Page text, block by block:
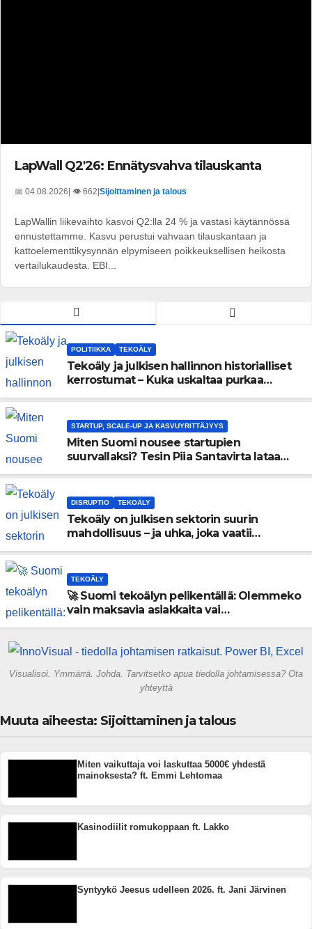
LapWall Q2'26: Ennätysvahva tilauskanta
📅 04.08.2026 | 👁️ 662 Sijoittaminen ja talous
LapWallin liikevaihto kasvoi Q2:lla 24 % ja vastasi käytännössä
ennustettamme. Kasvu perustui vahvaan tilauskantaan ja
kattoelementtikysynnän elpymiseen poikkeuksellisen heikosta
vertailukaudesta. EBI...
POLITIIKKA TEKOÄLY
Tekoäly ja julkisen hallinnon historialliset
kerrostumat – Kuka uskaltaa purkaa
STARTUP, SCALE-UP JA KASVUYRITTÄJYYS
Miten Suomi nousee startupien
suurvallaksi? Tesin Piia Santavirta lataa
DISRUPTIO TEKOÄLY
Tekoäly on julkisen sektorin suurin
mahdollisuus – ja uhka, joka vaatii
TEKOÄLY
🚀 Suomi tekoälyn pelikentällä: Olemmeko
vain maksavia asiakkaita vai
Visualisoi. Ymmärrä. Johda. Tarvitsetko apua tiedolla johtamisessa? Ota
yhteyttä
Muuta aiheesta: Sijoittaminen ja talous
Miten vaikuttaja voi laskuttaa 5000€ yhdestä
mainoksesta? ft. Emmi Lehtomaa
Kasinodiilit romukoppaan ft. Lakko
Syntyykö Jeesus udelleen 2026. ft. Jani Järvinen